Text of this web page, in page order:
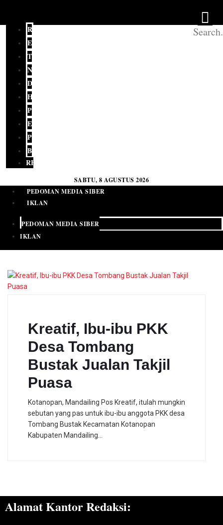
REDAKSI
EDITORIAL
TERKINI
NASIONAL
DAERAH
HUKUM
POLITIK
EKONOMI
PENDIDIKAN
BUDAYA
RELIGI
SABTU, 8 AGUSTUS 2026
PEDOMAN MEDIA SIBER
IKLAN
PEDOMAN MEDIA SIBER
IKLAN
Kreatif, Ibu-ibu PKK
Desa Tombang
Bustak Jualan Takjil
Puasa
Kotanopan, Mandailing Pos Kreatif, itulah mungkin
sebutan yang pas untuk ibu-ibu anggota PKK desa
Tombang Bustak Kecamatan Kotanopan
Kabupaten Mandailing…
Alamat Kantor Redaksi: